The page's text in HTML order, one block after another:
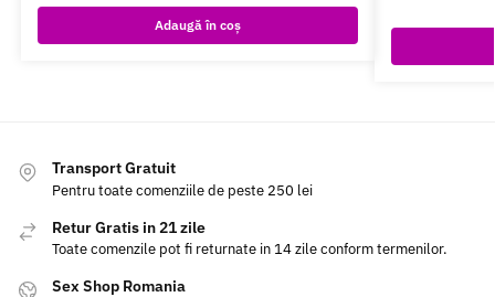
Adaugă în coș
Transport Gratuit
Pentru toate comenziile de peste 250 lei
Retur Gratis in 21 zile
Toate comenzile pot fi returnate in 14 zile conform termenilor.
Sex Shop Romania